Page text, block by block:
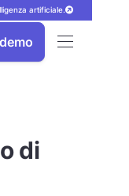
artificiale.
di